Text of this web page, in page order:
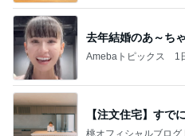
去年結婚のあ～ち
Amebaトピックス 1
【注文住宅】すで